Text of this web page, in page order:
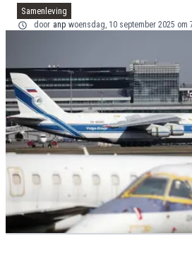
Samenleving
door anp woensdag, 10 september 2025 om